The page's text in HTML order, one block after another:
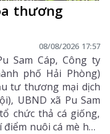
thương
08/08/2026 17:57
Sam Cáp, Công ty
phố Hải Phòng)
tư thương mại dịch
UBND xã Pu Sam
chức thả cá giống,
nuôi cá mè hoa